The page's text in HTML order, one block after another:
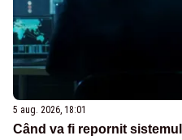
5 aug. 2026, 18:01
Când va fi repornit